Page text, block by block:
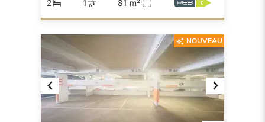
2 1 81 m²
Previous Next
NOUVEAU